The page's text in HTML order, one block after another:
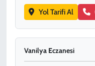
Yol Tarifi Al
Vanilya Eczanesi